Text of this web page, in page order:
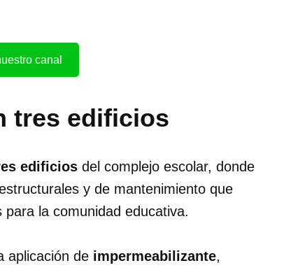
canal
tres edificios
edificios del complejo escolar, donde
y de mantenimiento que
la comunidad educativa.
aplicación de impermeabilizante,